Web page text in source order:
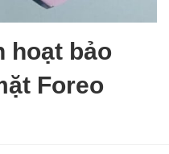
hoạt bảo
Foreo